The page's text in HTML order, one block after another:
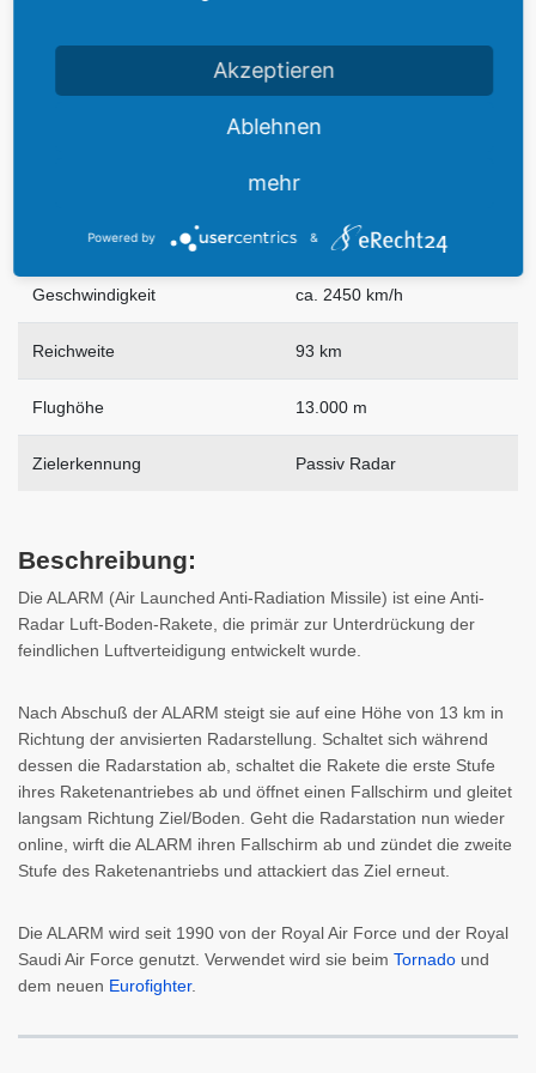
268 kg
4242 mm
Durchmesser 230 mm
Geschwindigkeit ca. 2450 km/h
Reichweite 93 km
Flughöhe 13.000 m
Zielerkennung Passiv Radar
Beschreibung:
Die ALARM (Air Launched Anti-Radiation Missile) ist eine Anti-
Radar Luft-Boden-Rakete, die primär zur Unterdrückung der
feindlichen Luftverteidigung entwickelt wurde.
Nach Abschuß der ALARM steigt sie auf eine Höhe von 13 km in
Richtung der anvisierten Radarstellung. Schaltet sich während
dessen die Radarstation ab, schaltet die Rakete die erste Stufe
ihres Raketenantriebes ab und öffnet einen Fallschirm und gleitet
langsam Richtung Ziel/Boden. Geht die Radarstation nun wieder
online, wirft die ALARM ihren Fallschirm ab und zündet die zweite
Stufe des Raketenantriebs und attackiert das Ziel erneut.
Die ALARM wird seit 1990 von der Royal Air Force und der Royal
Saudi Air Force genutzt. Verwendet wird sie beim Tornado und
dem neuen Eurofighter.
Akzeptieren
Ablehnen
mehr
Powered by &